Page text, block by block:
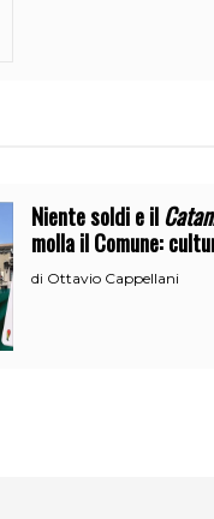
Niente soldi e il
molla il Comune:
ciciri?
di Ottavio Cappellani